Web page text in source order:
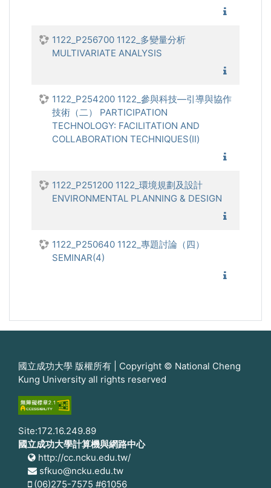
1122_P256700 1122_多變量分析
MULTIVARIATE ANALYSIS
1122_P254200 1122_參與科技—引導與協作
技術（二） PARTICIPATION
TECHNOLOGY: FACILITATION AND
COLLABORATION TECHNIQUES(Ⅱ)
1122_P251200 1122_環境規劃及設計
ENVIRONMENTAL PLANNING & DESIGN
1122_P250640 1122_專題討論（四）
SEMINAR(4)
國立成功大學 版權所有 | Copyright © National Cheng
Kung University all rights reserved
Site:172.16.249.89
國立成功大學計算機與網路中心
http://cc.ncku.edu.tw/
sfkuo@ncku.edu.tw
(06)275-7575 #61056